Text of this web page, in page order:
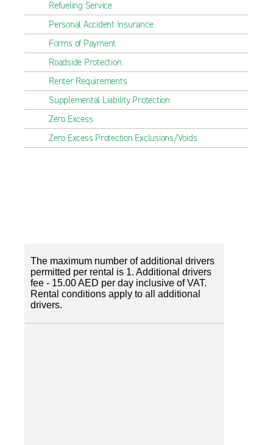
Refueling Service
Personal Accident Insurance
Forms of Payment
Roadside Protection
Renter Requirements
Supplemental Liability Protection
Zero Excess
Zero Excess Protection Exclusions/Voids
The maximum number of additional drivers
permitted per rental is 1. Additional drivers
fee - 15.00 AED per day inclusive of VAT.
Rental conditions apply to all additional
drivers.